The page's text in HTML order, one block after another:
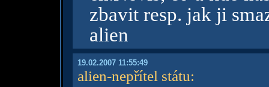
zbavit resp. jak ji
alien
19.02.2007 11:55:49
alien-nepřítel státu: